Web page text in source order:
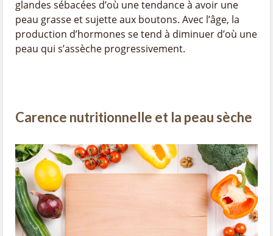
glandes sébacées d’où une tendance à avoir une
peau grasse et sujette aux boutons. Avec l’âge, la
production d’hormones se tend à diminuer d’où une
peau qui s’assèche progressivement.
Carence nutritionnelle et la peau sèche